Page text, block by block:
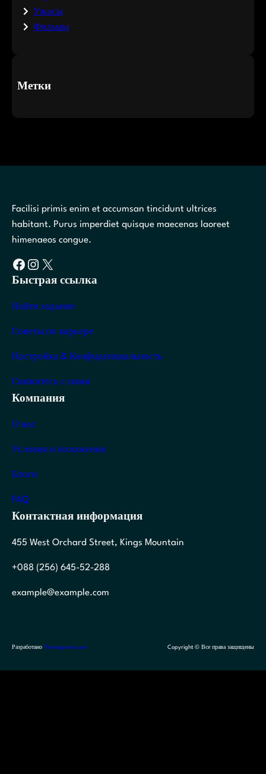
Ужасы
Фильмы
Метки
Facilisi primis enim et accumsan tincidunt ultrices
habitant. Purus imperdiet quisque maecenas laoreet
himenaeos congue.
Facebook Instagram X
Быстрая ссылка
Найти задание
Советы по карьере
Настройка & Конфиденциальность
Свяжитесь с нами
Компания
О нас
Условия и положения
Блоги
FAQ
Контактная информация
455 West Orchard Street, Kings Mountain
+088 (256) 645-52-288
example@example.com
Разработано Themegrove.com Copyright © Все права защищены